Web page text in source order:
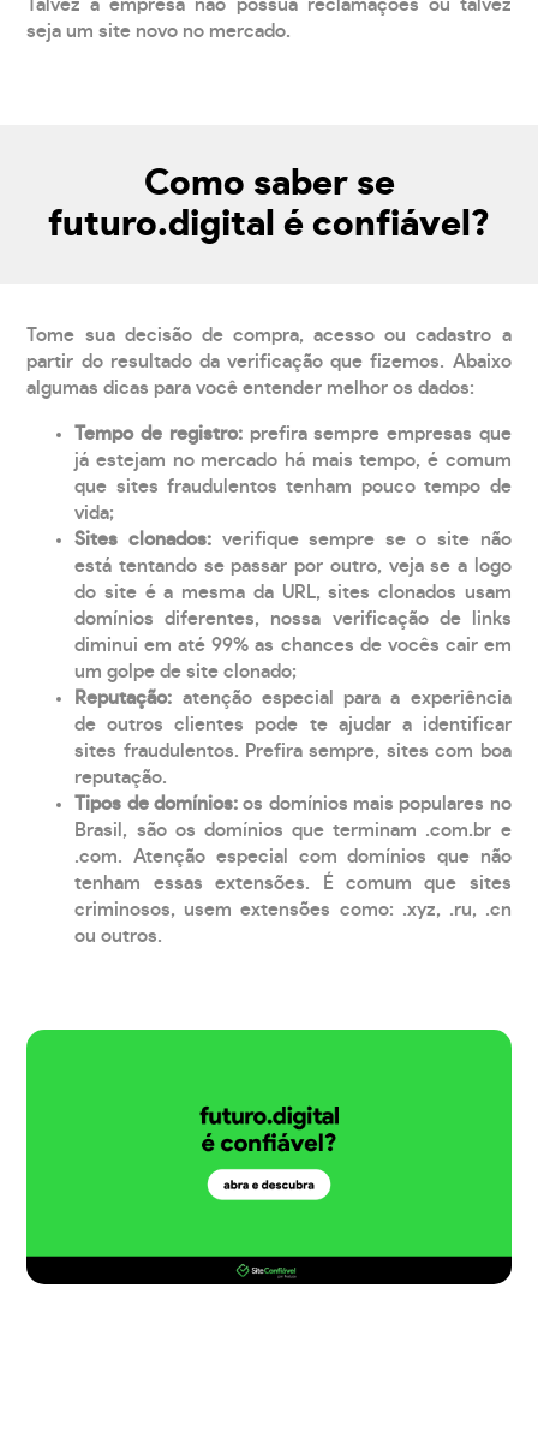
Talvez a empresa não possua reclamações ou talvez
seja um site novo no mercado.
Como saber se
futuro.digital é confiável?
Tome sua decisão de compra, acesso ou cadastro a
partir do resultado da verificação que fizemos. Abaixo
algumas dicas para você entender melhor os dados:
Tempo de registro: prefira sempre empresas que
já estejam no mercado há mais tempo, é comum
que sites fraudulentos tenham pouco tempo de
vida;
Sites clonados: verifique sempre se o site não
está tentando se passar por outro, veja se a logo
do site é a mesma da URL, sites clonados usam
domínios diferentes, nossa verificação de links
diminui em até 99% as chances de vocês cair em
um golpe de site clonado;
Reputação: atenção especial para a experiência
de outros clientes pode te ajudar a identificar
sites fraudulentos. Prefira sempre, sites com boa
reputação.
Tipos de domínios:os domínios mais populares no
Brasil, são os domínios que terminam .com.br e
.com. Atenção especial com domínios que não
tenham essas extensões. É comum que sites
criminosos, usem extensões como: .xyz, .ru, .cn
ou outros.